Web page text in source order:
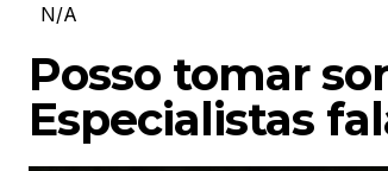
N/A
Posso tomar
Especialistas